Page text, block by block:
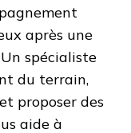
après une
spécialiste
du terrain,
proposer des
aide à